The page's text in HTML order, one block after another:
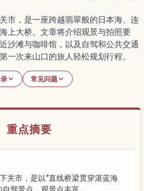
市，是一座跨越翡翠般的日本海、连
上大桥。文章将介绍观景与拍照要
沙滩与咖啡馆，以及自驾和公共交通
一次来山口的旅人轻松规划行程。
常见问题
重点摘要
关市，是以“直线桥梁贯穿湛蓝海